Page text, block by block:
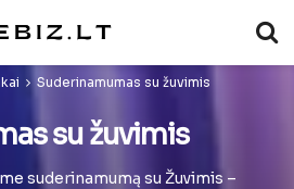
Suderinamumas su žuvimis
su žuvimis
suderinamumą su Žuvimis –